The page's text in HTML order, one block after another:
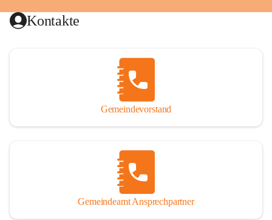
Kontakte
Gemeindevorstand
Gemeindeamt Ansprechpartner